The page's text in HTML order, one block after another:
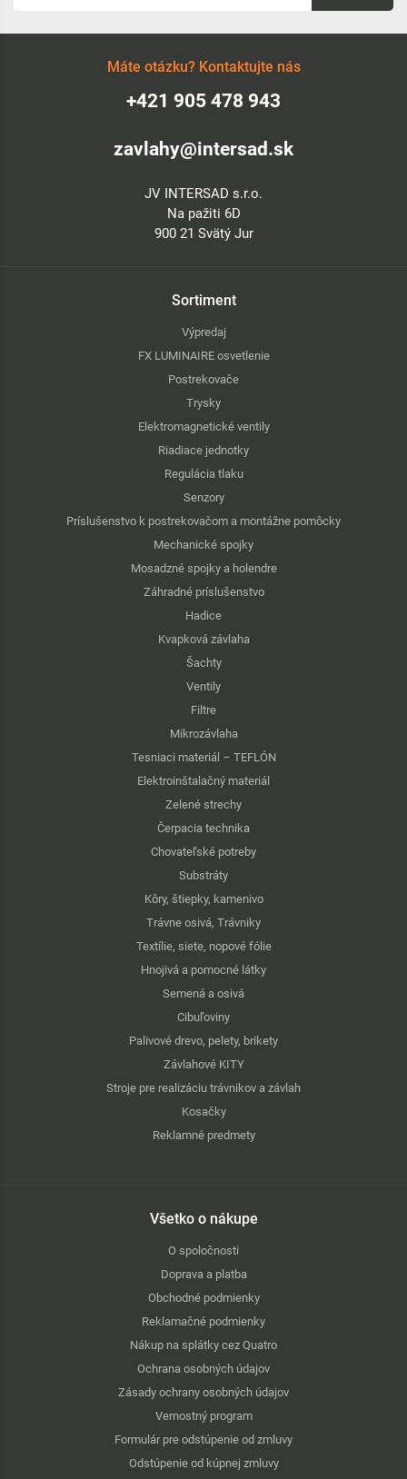
Máte otázku? Kontaktujte nás
+421 905 478 943
zavlahy@intersad.sk
JV INTERSAD s.r.o.
Na pažiti 6D
900 21 Svätý Jur
Sortiment
Výpredaj
FX LUMINAIRE osvetlenie
Postrekovače
Trysky
Elektromagnetické ventily
Riadiace jednotky
Regulácia tlaku
Senzory
Príslušenstvo k postrekovačom a montážne pomôcky
Mechanické spojky
Mosadzné spojky a holendre
Záhradné príslušenstvo
Hadice
Kvapková závlaha
Šachty
Ventily
Filtre
Mikrozávlaha
Tesniaci materiál – TEFLÓN
Elektroinštalačný materiál
Zelené strechy
Čerpacia technika
Chovateľské potreby
Substráty
Kôry, štiepky, kamenivo
Trávne osivá, Trávniky
Textílie, siete, nopové fólie
Hnojivá a pomocné látky
Semená a osivá
Cibuľoviny
Palivové drevo, pelety, brikety
Závlahové KITY
Stroje pre realizáciu trávnikov a závlah
Kosačky
Reklamné predmety
Všetko o nákupe
O spoločnosti
Doprava a platba
Obchodné podmienky
Reklamačné podmienky
Nákup na splátky cez Quatro
Ochrana osobných údajov
Zásady ochrany osobných údajov
Vernostný program
Formulár pre odstúpenie od zmluvy
Odstúpenie od kúpnej zmluvy